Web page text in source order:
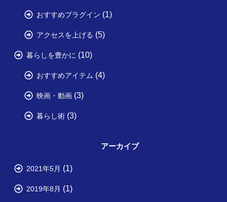
おすすめプラグイン (1)
アクセスを上げる (5)
暮らしを豊かに (10)
おすすめアイテム (4)
映画・動画 (3)
暮らし術 (3)
アーカイブ
2021年5月 (1)
2019年8月 (1)